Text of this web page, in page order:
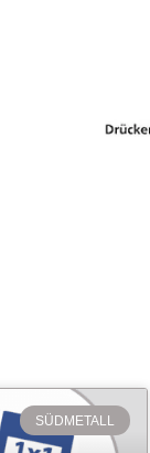
SÜDMETALL